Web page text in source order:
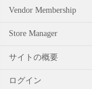
Vendor Membership
Store Manager
サイトの概要
ログイン